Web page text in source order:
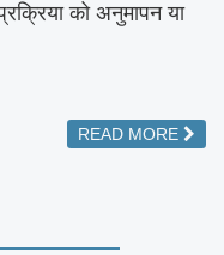
को अनुमापन या
READ MORE